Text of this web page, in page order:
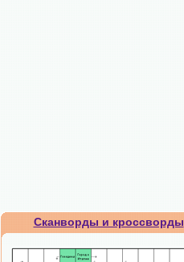
Сканворды и кроссворды